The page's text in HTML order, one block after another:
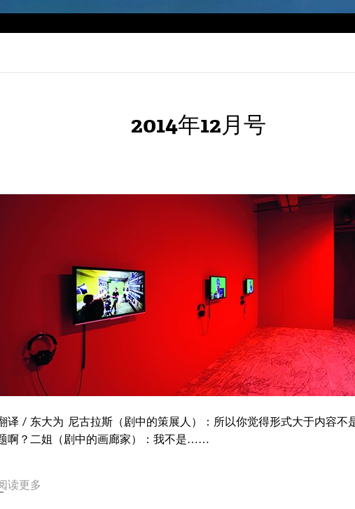
2014年12月号
译 / 东大为 尼古拉斯（剧中的策展人）：所以你觉得形式大于内容不
啊？二姐（剧中的画廊家）：我不是……
读更多